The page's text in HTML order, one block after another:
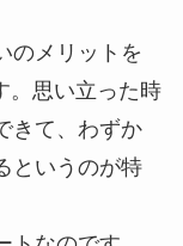
のメリットを
。思い立った時
きて、わずか
というのが特